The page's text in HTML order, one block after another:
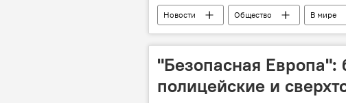
Новости Общество В мире
"Безопасная
полицейские и